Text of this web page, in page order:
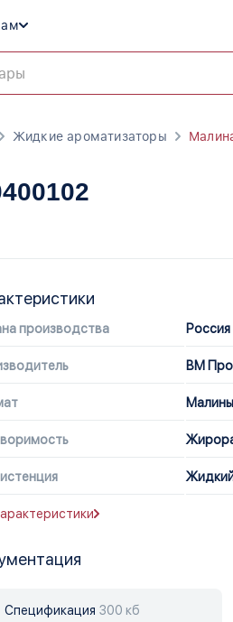
Жидкие ароматизаторы
производства Россия
ВМ Про
Малины
Спецификация 300 кб